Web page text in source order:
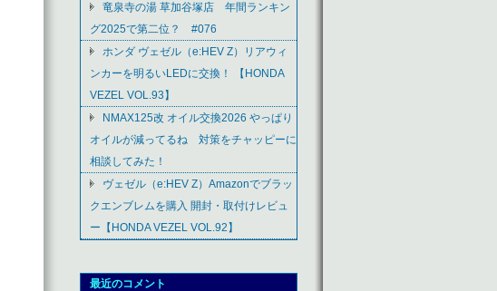
竜泉寺の湯 草加谷塚店 年間ランキン
グ2025で第二位？ #076
ホンダ ヴェゼル（e:HEV Z）リアウィ
ンカーを明るいLEDに交換！ 【HONDA
VEZEL VOL.93】
NMAX125改 オイル交換2026 やっぱり
オイルが減ってるね 対策をチャッピーに
相談してみた！
ヴェゼル（e:HEV Z）Amazonでブラッ
クエンブレムを購入 開封・取付けレビュ
ー【HONDA VEZEL VOL.92】
最近のコメント